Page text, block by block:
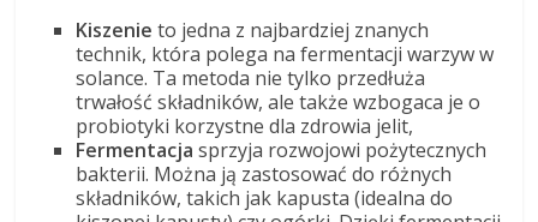
Kiszenie to jedna z najbardziej znanych
technik, która polega na fermentacji warzyw w
solance. Ta metoda nie tylko przedłuża
trwałość składników, ale także wzbogaca je o
probiotyki korzystne dla zdrowia jelit,
Fermentacja sprzyja rozwojowi pożytecznych
bakterii. Można ją zastosować do różnych
składników, takich jak kapusta (idealna do